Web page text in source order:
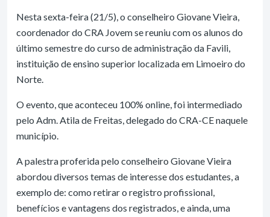
Nesta sexta-feira (21/5), o conselheiro Giovane Vieira,
coordenador do CRA Jovem se reuniu com os alunos do
último semestre do curso de administração da Favili,
instituição de ensino superior localizada em Limoeiro do
Norte.
O evento, que aconteceu 100% online, foi intermediado
pelo Adm. Atila de Freitas, delegado do CRA-CE naquele
município.
A palestra proferida pelo conselheiro Giovane Vieira
abordou diversos temas de interesse dos estudantes, a
exemplo de: como retirar o registro profissional,
benefícios e vantagens dos registrados, e ainda, uma